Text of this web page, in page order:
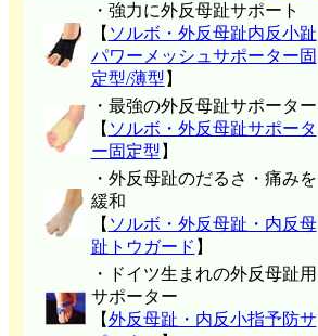
・強力に外反母趾サポート
【 ソルボ・外反母趾内反小趾
パワーメッシュサポーター固
定型/薄型 】
・最強の外反母趾サポーター
【 ソルボ・外反母趾サポータ
ー固定型 】
・外反母趾のだるさ・痛みを
緩和
【 ソルボ・外反母趾・内反母
趾トウガード 】
・ドイツ生まれの外反母趾用
サポーター
【外反母趾・内反小指予防サ